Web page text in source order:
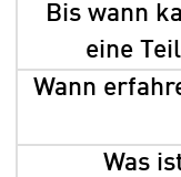
Bis wann
eine
Wann
Was